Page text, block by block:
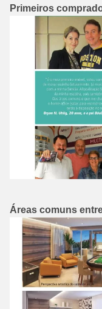
Primeiros
Áreas comuns